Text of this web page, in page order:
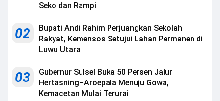
Seko dan Rampi
02
Bupati Andi Rahim Perjuangkan Sekolah
Rakyat, Kemensos Setujui Lahan Permanen di
Luwu Utara
03
Gubernur Sulsel Buka 50 Persen Jalur
Hertasning–Aroepala Menuju Gowa,
Kemacetan Mulai Terurai